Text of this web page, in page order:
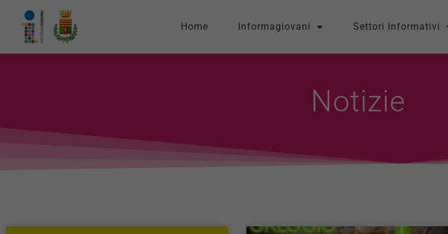
Home Informagiovani Settori Informativi
Notizie